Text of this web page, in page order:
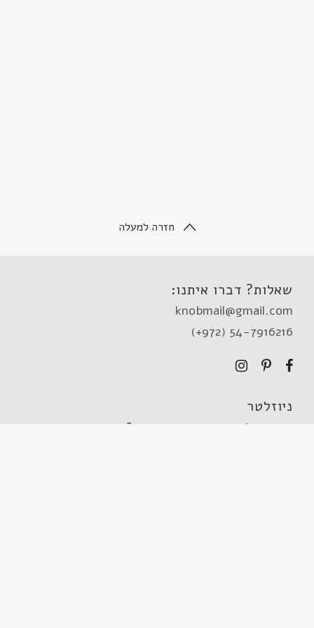
חזרה למעלה
שאלות? דברו איתנו:
knobmail@gmail.com
(+972) 54-7916216
ניוזלטר
מעוניינים להתעדכן במבצעים וחידושים?